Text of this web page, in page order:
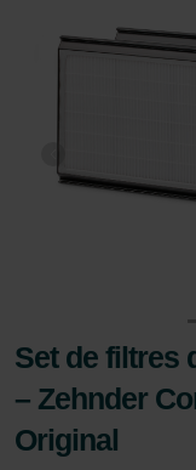
Set de filtres
– Zehnder
Original